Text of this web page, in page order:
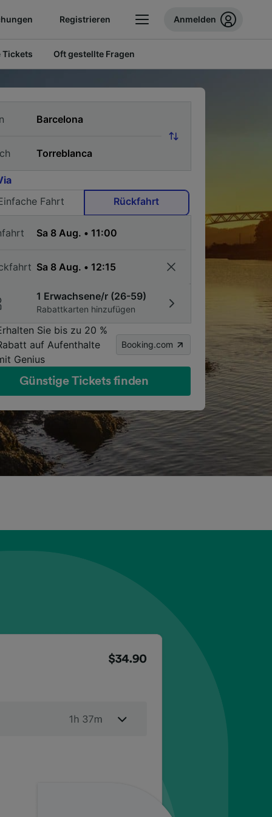
Registrieren Anmelden
Tickets Oft gestellte Fragen
Fahrt
Rückfahrt
1 Erwachsene/r (26-59)
Rabattkarten hinzufügen
Sie bis zu 20 %
auf Aufenthalte
Genius
Booking.com
Günstige Tickets finden